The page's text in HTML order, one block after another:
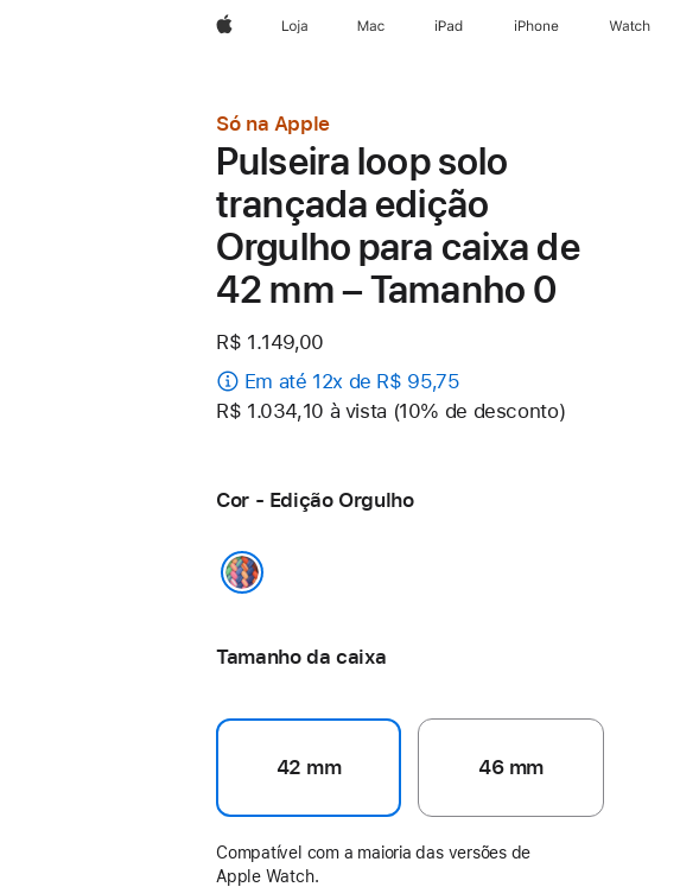
AppleLoja Mac iPad iPhone Apple
Só na Apple
Pulseira loop solo
trançada edição
Orgulho para caixa de
42 mm – Tamanho 0
R$ 1.149,00
Em até 12x de R$ 95,75
R$ 1.034,10 à vista (10% de desconto)
Cor - Edição Orgulho
Tamanho da caixa
42 mm 46 mm
Compatível com a maioria das versões de
Apple Watch.